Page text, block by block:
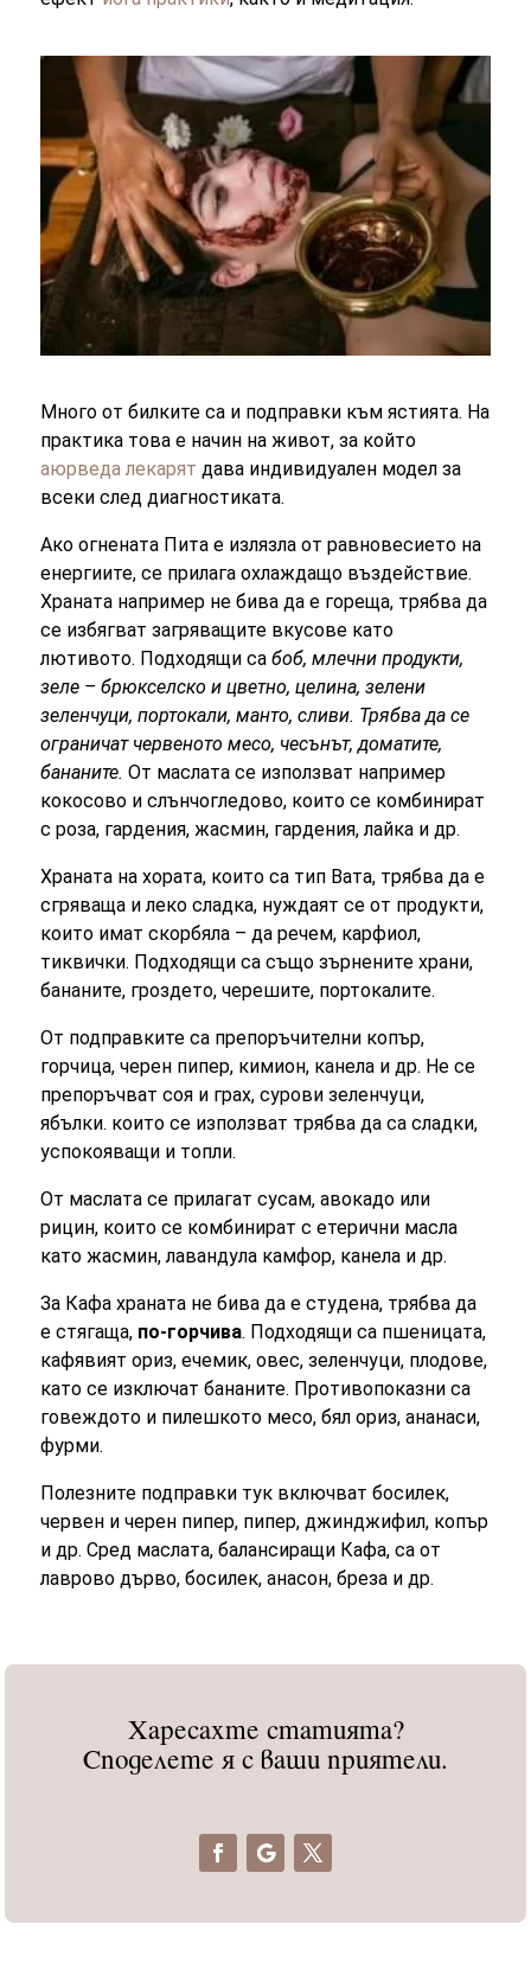
Много от билките са и подправки към ястията. На
практика това е начин на живот, за който
аюрведа лекарят дава индивидуален модел за
всеки след диагностиката.
Ако огнената Пита е излязла от равновесието на
енергиите, се прилага охлаждащо въздействие.
Храната например не бива да е гореща, трябва да
се избягват загряващите вкусове като
лютивото. Подходящи сабоб, млечни продукти,
зеле – брюкселско и цветно, целина, зелени
зеленчуци, портокали, манто, сливи. Трябва да се
ограничат червеното месо, чесънът, доматите,
бананите. От маслата се използват например
кокосово и слънчогледово, които се комбинират
с роза, гардения, жасмин, гардения, лайка и др.
Храната на хората, които са тип Вата, трябва да е
сгряваща и леко сладка, нуждаят се от продукти,
които имат скорбяла – да речем, карфиол,
тиквички. Подходящи са също зърнените храни,
бананите, гроздето, черешите, портокалите.
От подправките са препоръчителни копър,
горчица, черен пипер, кимион, канела и др. Не се
препоръчват соя и грах, сурови зеленчуци,
ябълки. които се използват трябва да са сладки,
успокояващи и топли.
От маслата се прилагат сусам, авокадо или
рицин, които се комбинират с етерични масла
като жасмин, лавандула камфор, канела и др.
За Кафа храната не бива да е студена, трябва да
е стягаща, по-горчива. Подходящи са пшеницата,
кафявият ориз, ечемик, овес, зеленчуци, плодове,
като се изключат бананите. Противопоказни са
говеждото и пилешкото месо, бял ориз, ананаси,
фурми.
Полезните подправки тук включват босилек,
червен и черен пипер, пипер, джинджифил, копър
и др. Сред маслата, балансиращи Кафа, са от
лаврово дърво, босилек, анасон, бреза и др.
Харесахте статията?
Споделете я с ваши приятели.